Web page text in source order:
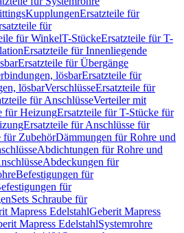
KupplungenErsatzteile für
für
für WinkelT-StückeErsatzteile für T-
Ersatzteile für Innenliegende
Ersatzteile für Übergänge
lösbarErsatzteile für
lösbarVerschlüsseErsatzteile für
für AnschlüsseVerteiler mit
für HeizungErsatzteile für T-Stücke für
Ersatzteile für Anschlüsse für
für ZubehörDämmungen für Rohre und
Abdichtungen für Rohre und
Abdeckungen für
Befestigungen für
für
Sets Schraube für
Mapress EdelstahlGeberit Mapress
Mapress EdelstahlSystemrohre